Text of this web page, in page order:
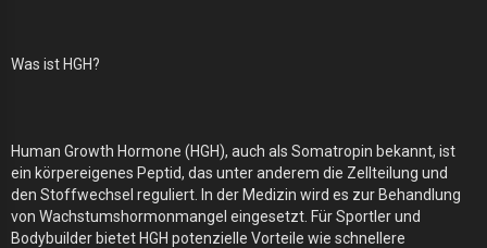
Was ist HGH?
Human Growth Hormone (HGH), auch als Somatropin bekannt, ist
ein körpereigenes Peptid, das unter anderem die Zellteilung und
den Stoffwechsel reguliert. In der Medizin wird es zur Behandlung
von Wachstumshormonmangel eingesetzt. Für Sportler und
Bodybuilder bietet HGH potenzielle Vorteile wie schnellere